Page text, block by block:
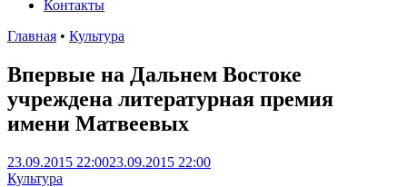
Контакты
Главная • Культура
Впервые на Дальнем Востоке
учреждена литературная премия
имени Матвеевых
23.09.2015 22:0023.09.2015 22:00
Культура